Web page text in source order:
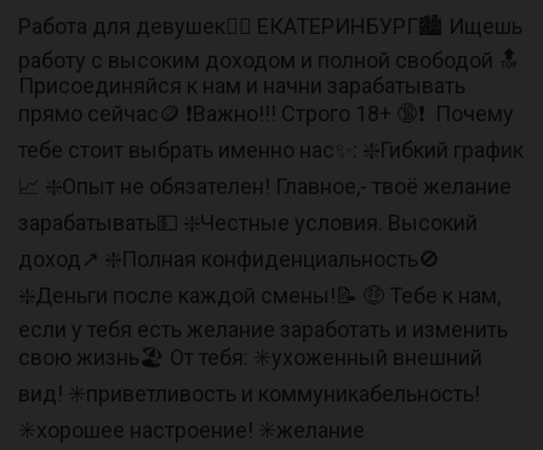
Работа для девушек🧚‍♀️ ЕКАТЕРИНБУРГ🏙 Ищешь
работу с высоким доходом и полной свободой 🔝
Присоединяйся к нам и начни зарабатывать
прямо сейчас🪙 ❗️Важно!!! Строго 18+ 🔞❗️ Почему
тебе стоит выбрать именно нас✨️: ❇️Гибкий график
📈 ❇️Опыт не обязателен! Главное,- твоё желание
зарабатывать💵 ❇️Честные условия. Высокий
доход↗️ ❇️Полная конфиденциальность🚫
❇️Деньги после каждой смены!📝 🤑 Тебе к нам,
если у тебя есть желание заработать и изменить
свою жизнь🏖 От тебя: ✳️ухоженный внешний
вид! ✳️приветливость и коммуникабельность!
✳️хорошее настроение! ✳️желание